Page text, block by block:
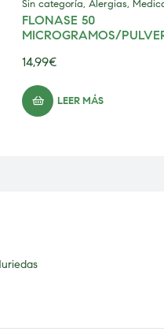
Sin categoría, Alergias,
sin prescripción
FLONASE 50
MICROGRAMOS/
PULVERIZACION NASAL
14,99€
LEER MÁS